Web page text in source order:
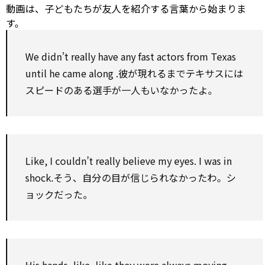
動画は、子どもたちが友人を紹介する言葉から始まりま
す。
We didn’t really haveanyfast actors from Texas
until he camealong .彼が現れるまでテキサスには
スピードのある選手が一人もいなかったよ。
Like, I couldn’t really believe my eyes. I was in
shock.そう、自分の目が信じられなかったわ。シ
ョックだった。